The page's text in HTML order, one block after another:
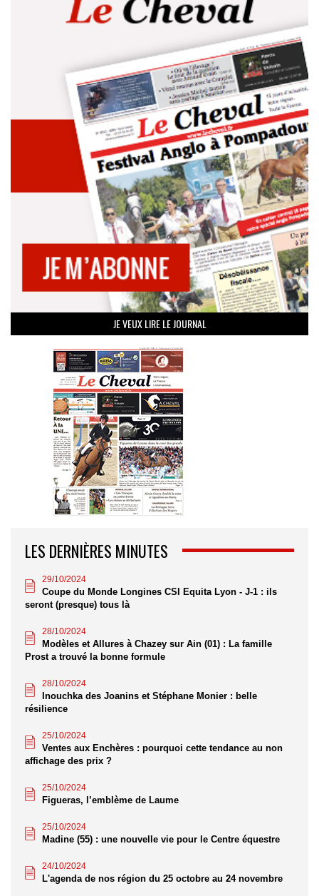
JE VEUX LIRE LE JOURNAL
LES DERNIÈRES MINUTES
29/10/2024
Coupe du Monde Longines CSI Equita Lyon - J-1 : ils
seront (presque) tous là
28/10/2024
Modèles et Allures à Chazey sur Ain (01) : La famille
Prost a trouvé la bonne formule
28/10/2024
Inouchka des Joanins et Stéphane Monier : belle
résilience
25/10/2024
Ventes aux Enchères : pourquoi cette tendance au non
affichage des prix ?
25/10/2024
Figueras, l’emblème de Laume
25/10/2024
Madine (55) : une nouvelle vie pour le Centre équestre
24/10/2024
L'agenda de nos région du 25 octobre au 24 novembre